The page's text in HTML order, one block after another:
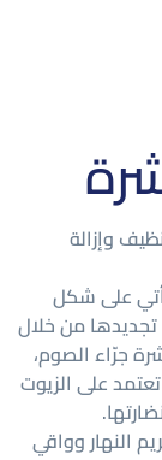
وإزالة
على شكل
تجديدها من خلال
جرّاء الصوم،
على الزيوت
النهار وواقي